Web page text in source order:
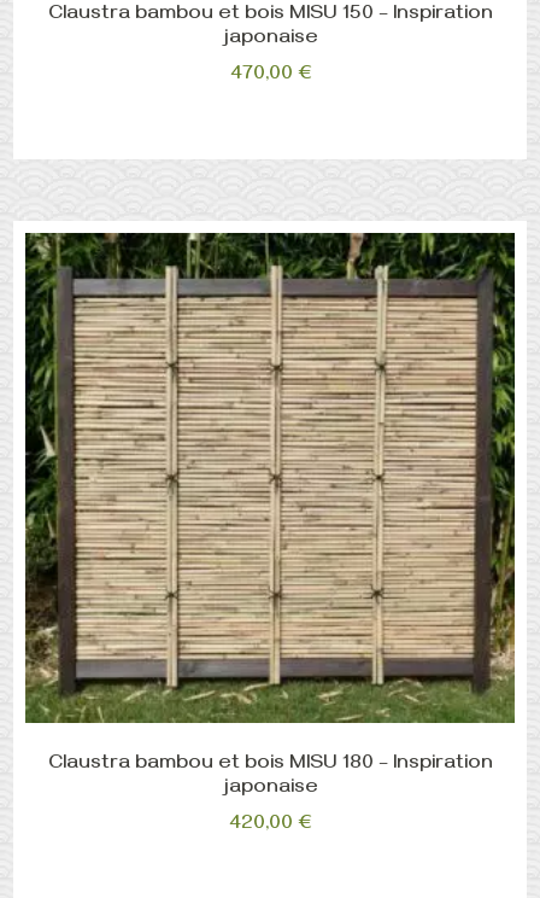
Claustra bambou et bois MISU 150 – Inspiration
japonaise
470,00 €
Claustra bambou et bois MISU 180 – Inspiration
japonaise
420,00 €